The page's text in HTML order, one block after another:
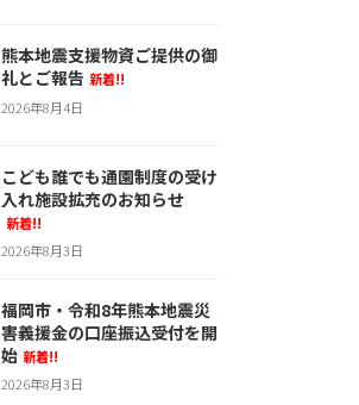
熊本地震支援物資ご提供の御
礼とご報告 新着!!
2026年8月4日
こども誰でも通園制度の受け
入れ施設拡充のお知らせ
新着!!
2026年8月3日
福岡市・令和8年熊本地震災
害義援金の口座振込受付を開
始 新着!!
2026年8月3日